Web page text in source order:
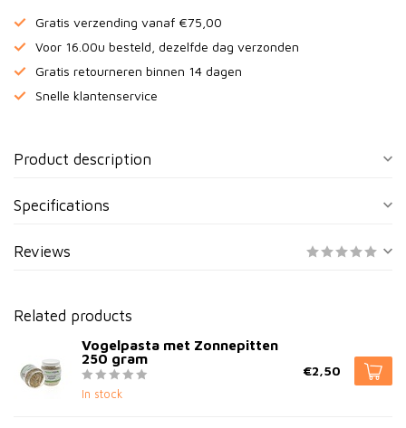
Gratis verzending vanaf €75,00
Voor 16.00u besteld, dezelfde dag verzonden
Gratis retourneren binnen 14 dagen
Snelle klantenservice
Product description
Specifications
Reviews
Related products
Vogelpasta met Zonnepitten
250 gram
In stock
€2,50